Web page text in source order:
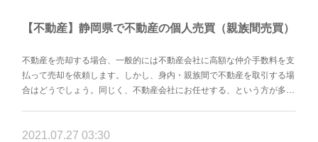
【不動産】静岡県で不動産の個人売買（親族間売買）
不動産を売却する場合、一般的には不動産会社に高額な仲介手数料を支
払って売却を依頼します。しかし、身内・親族間で不動産を取引する場
合はどうでしょう。同じく、不動産会社にお任せする、という方が多…
2021.07.27 03:30